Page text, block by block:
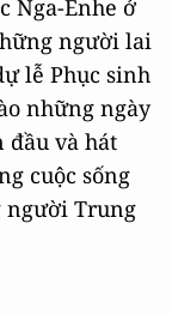
Nga-Enhe ở
người lai
lễ Phục sinh
những ngày
đầu và hát
cuộc sống
người Trung